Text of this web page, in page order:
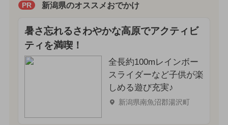
PR 新潟県のオススメおでかけ
暑さ忘れるさわやかな高原でアクティビ
ティを満喫！
全長約100mレインボー
スライダーなど子供が楽
しめる遊び充実♪
新潟県南魚沼郡湯沢町